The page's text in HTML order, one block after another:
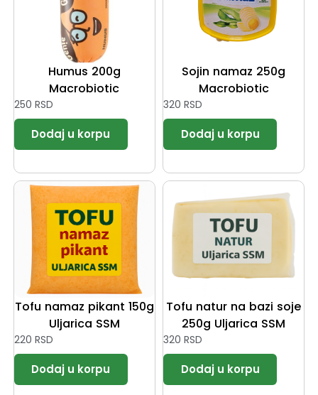
Humus 200g
Macrobiotic
250 RSD
Sojin namaz 250g
Macrobiotic
320 RSD
Tofu namaz pikant 150g
Uljarica SSM
220 RSD
Tofu natur na bazi soje
250g Uljarica SSM
320 RSD